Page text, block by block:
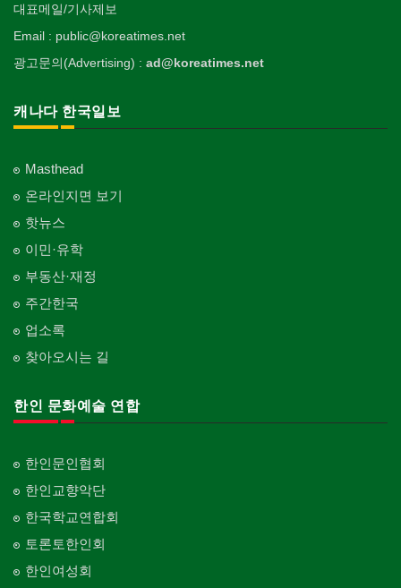
대표메일/기사제보
Email : public@koreatimes.net
광고문의(Advertising) : ad@koreatimes.net
캐나다 한국일보
Masthead
온라인지면 보기
핫뉴스
이민·유학
부동산·재정
주간한국
업소록
찾아오시는 길
한인 문화예술 연합
한인문인협회
한인교향악단
한국학교연합회
토론토한인회
한인여성회